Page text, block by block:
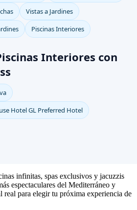
Vistas a Jardines
Piscinas Interiores
Interiores con
Hotel GL Preferred Hotel
infinitas, spas exclusivos y jacuzzis
espectaculares del Mediterráneo y
real para elegir tu próxima experiencia de